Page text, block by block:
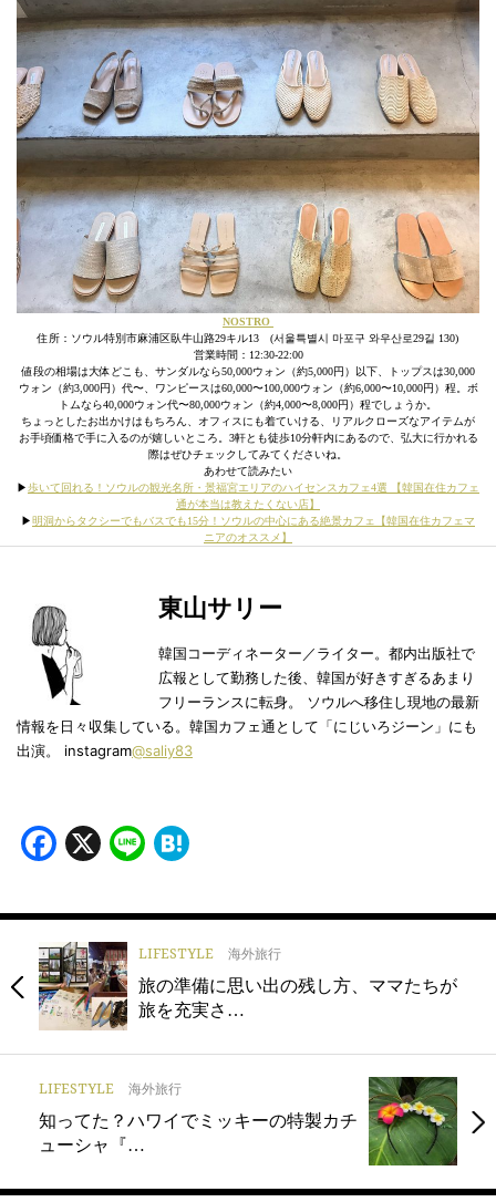
NOSTRO
住所：ソウル特別市麻浦区臥牛山路29キル13 (서울특별시 마포구 와우산로29길 130)
営業時間：12:30-22:00
値段の相場は大体どこも、サンダルなら50,000ウォン（約5,000円）以下、トップスは30,000
ウォン（約3,000円）代〜、ワンピースは60,000〜100,000ウォン（約6,000〜10,000円）程。ボ
トムなら40,000ウォン代〜80,000ウォン（約4,000〜8,000円）程でしょうか。
ちょっとしたお出かけはもちろん、オフィスにも着ていける、リアルクローズなアイテムが
お手頃価格で手に入るのが嬉しいところ。3軒とも徒歩10分軒内にあるので、弘大に行かれる
際はぜひチェックしてみてくださいね。
あわせて読みたい
▶︎歩いて回れる！ソウルの観光名所・景福宮エリアのハイセンスカフェ4選 【韓国在住カフェ
通が本当は教えたくない店】
▶︎明洞からタクシーでもバスでも15分！ソウルの中心にある絶景カフェ【韓国在住カフェマ
ニアのオススメ】
東山サリー
韓国コーディネーター／ライター。都内出版社で
広報として勤務した後、韓国が好きすぎるあまり
フリーランスに転身。 ソウルへ移住し現地の最新
情報を日々収集している。韓国カフェ通として「にじいろジーン」にも
出演。 instagram@saliy83
Facebook
X Line
LIFESTYLE 海外旅行
旅の準備に思い出の残し方、ママたちが
旅を充実さ…
LIFESTYLE 海外旅行
知ってた？ハワイでミッキーの特製カチ
ューシャ『…